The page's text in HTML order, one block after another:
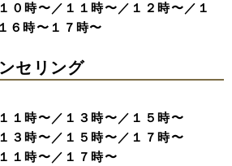
時〜／１１時〜／１２時〜／１
６時〜１７時〜
セリング
時〜／１３時〜／１５時〜
時〜／１５時〜／１７時〜
時〜／１７時〜